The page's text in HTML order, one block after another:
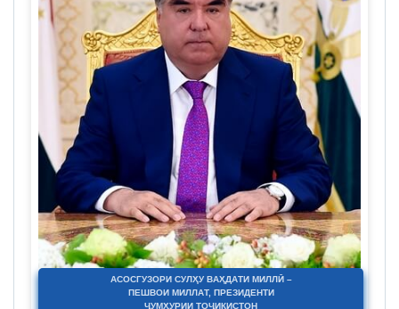
АСОСГУЗОРИ СУЛҲУ ВАҲДАТИ МИЛЛӢ –
ПЕШВОИ МИЛЛАТ, ПРЕЗИДЕНТИ
ҶУМҲУРИИ ТОҶИКИСТОН